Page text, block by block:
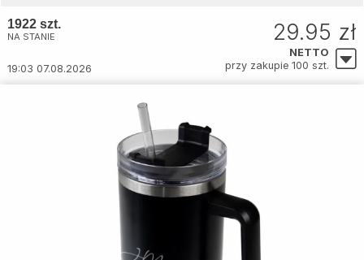
1922 szt.
NA STANIE
19:03 07.08.2026
29.95 zł
NETTO
przy zakupie 100 szt.